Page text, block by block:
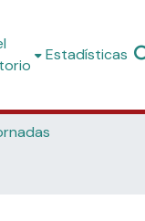
Estadísticas